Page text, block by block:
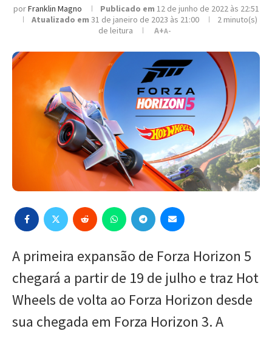
porFranklin Magno Publicado em 12 de junho de 2022 às 22:51
Atualizado em 31 de janeiro de 2023 às 21:00
2 minuto(s)
de leitura
A+A-
A primeira expansão de Forza Horizon 5
chegará a partir de 19 de julho e traz Hot
Wheels de volta ao Forza Horizon desde
sua chegada em Forza Horizon 3. A